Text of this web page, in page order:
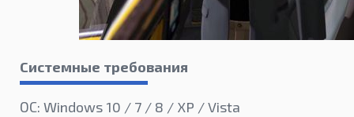
Системные требования
ОС: Windows 10 / 7 / 8 / XP / Vista